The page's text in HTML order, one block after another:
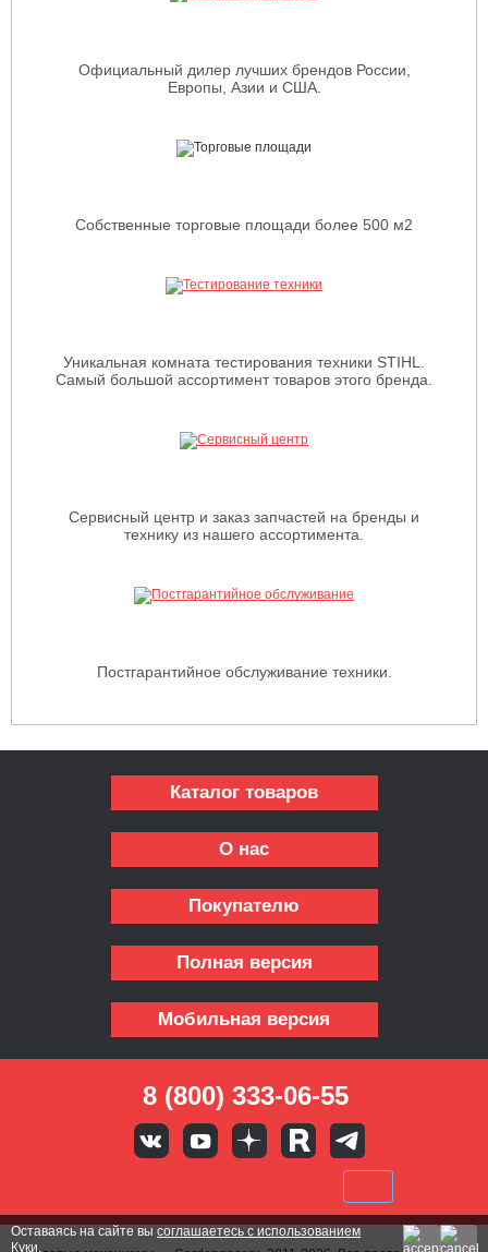
Официальный дилер лучших брендов России,
Европы, Азии и США.
Собственные торговые площади более 500 м2
Уникальная комната тестирования техники STIHL.
Самый большой ассортимент товаров этого бренда.
Сервисный центр и заказ запчастей на бренды и
технику из нашего ассортимента.
Постгарантийное обслуживание техники.
Каталог товаров
О нас
Покупателю
Полная версия
Мобильная версия
8 (800) 333-06-55
Оставаясь на сайте вы соглашаетесь с использованием
Куки.